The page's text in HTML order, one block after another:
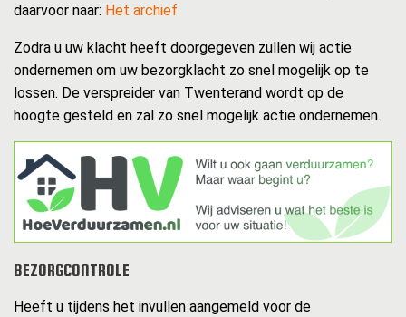
daarvoor naar: Het archief
Zodra u uw klacht heeft doorgegeven zullen wij actie
ondernemen om uw bezorgklacht zo snel mogelijk op te
lossen. De verspreider van Twenterand wordt op de
hoogte gesteld en zal zo snel mogelijk actie ondernemen.
BEZORGCONTROLE
Heeft u tijdens het invullen aangemeld voor de